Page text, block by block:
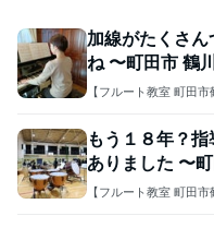
加線がたくさん
ね 〜町田市 鶴
【フルート教室 町田
もう１８年？
ありました 〜
【フルート教室 町田